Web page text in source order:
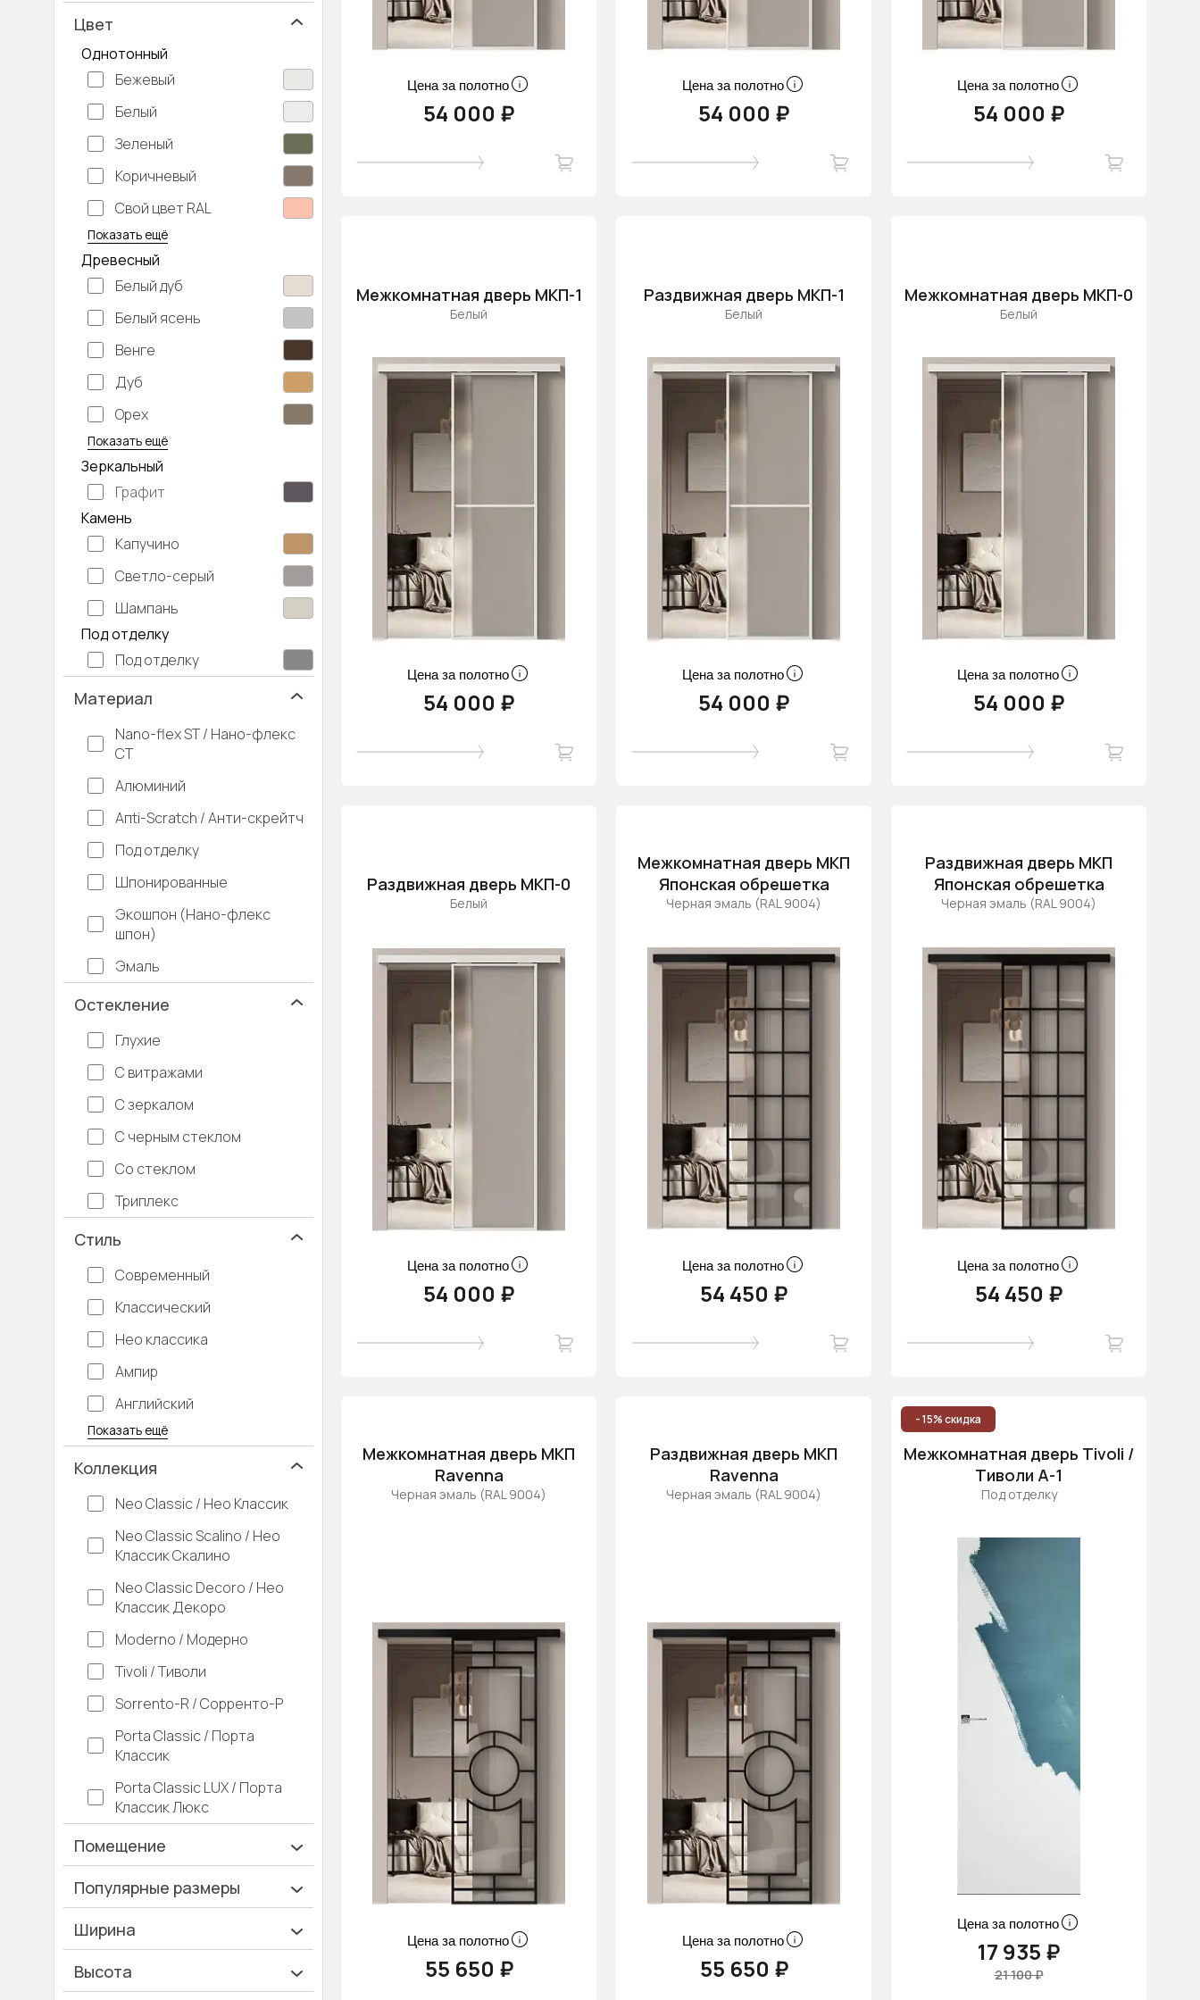
Цвет
Однотонный
Бежевый
Белый
Зеленый
Коричневый
Свой цвет RAL
Серебристый
Серый
Темно-серый
Хаки
Черный
Показать ещё
Древесный
Белый дуб
Белый ясень
Венге
Дуб
Орех
Серый дуб
Показать ещё
Зеркальный
Графит
Камень
Капучино
Светло-серый
Шампань
Под отделку
Под отделку
Материал
Nano-flex ST / Нано-флекс
СТ
Алюминий
Апti-Sсrаtсh / Анти-скрейтч
Под отделку
Шпонированные
Экошпон (Нано-флекс
шпон)
Эмаль
Остекление
Глухие
С витражами
С зеркалом
С черным стеклом
Со стеклом
Триплекс
Стиль
Современный
Классический
Нео классика
Ампир
Английский
Багетные
Барокко
Кантри
Крашенные
Лофт
Модерн
Под старину
Прованс
Скандинавский
Современная классика
Хай-тек
Показать ещё
Коллекция
Neo Classic / Нео Классик
Neo Classic Scalino / Нео
Классик Скалино
Neo Classic Decoro / Нео
Классик Декоро
Moderno / Модерно
Tivoli / Тиволи
Sorrento-R / Сорренто-Р
Porta Classic / Порта
Классик
Porta Classic LUX / Порта
Классик Люкс
Помещение
Ванная и туалет
Гардеробная
Гостинная
Дача
Популярные размеры
600х2000
700х2000
900х2000
Ширина
Ширина 40 см
Высота
Цена за полотно
54 000 ₽
Цена за полотно
54 000 ₽
Цена за полотно
54 000 ₽
Межкомнатная дверь МКП-1
Белый
Цена за полотно
54 000 ₽
Раздвижная дверь МКП-1
Белый
Цена за полотно
54 000 ₽
Межкомнатная дверь МКП-0
Белый
Цена за полотно
54 000 ₽
Раздвижная дверь МКП-0
Белый
Цена за полотно
54 000 ₽
Межкомнатная дверь МКП
Японская обрешетка
Черная эмаль (RAL 9004)
Цена за полотно
54 450 ₽
Раздвижная дверь МКП
Японская обрешетка
Черная эмаль (RAL 9004)
Цена за полотно
54 450 ₽
Межкомнатная дверь МКП
Ravenna
Черная эмаль (RAL 9004)
Цена за полотно
55 650 ₽
Раздвижная дверь МКП
Ravenna
Черная эмаль (RAL 9004)
Цена за полотно
55 650 ₽
- 15% скидка
Межкомнатная дверь Tivoli /
Тиволи А-1
Под отделку
Цена за полотно
17 935 ₽
21 100 ₽